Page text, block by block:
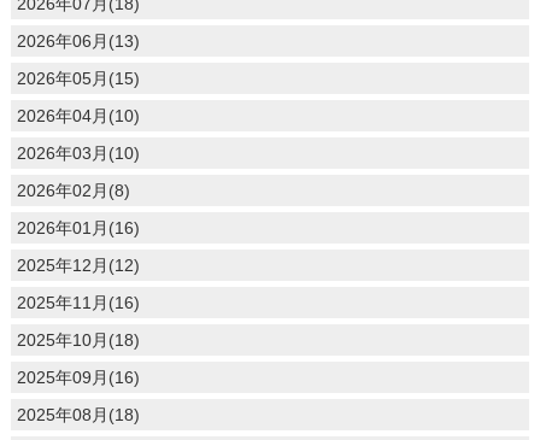
2026年06月(13)
2026年05月(15)
2026年04月(10)
2026年03月(10)
2026年02月(8)
2026年01月(16)
2025年12月(12)
2025年11月(16)
2025年10月(18)
2025年09月(16)
2025年08月(18)